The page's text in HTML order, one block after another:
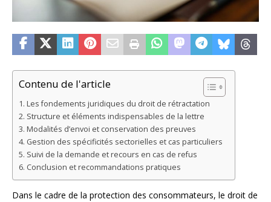
Contenu de l'article
Les fondements juridiques du droit de rétractation
Structure et éléments indispensables de la lettre
Modalités d’envoi et conservation des preuves
Gestion des spécificités sectorielles et cas particuliers
Suivi de la demande et recours en cas de refus
Conclusion et recommandations pratiques
Dans le cadre de la protection des consommateurs, le droit de